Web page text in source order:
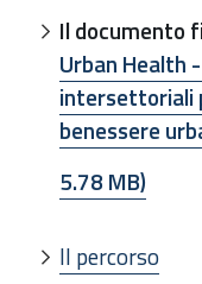
Il documento
Urban Health
intersettoriali
benessere
5.78 MB)
Il percorso